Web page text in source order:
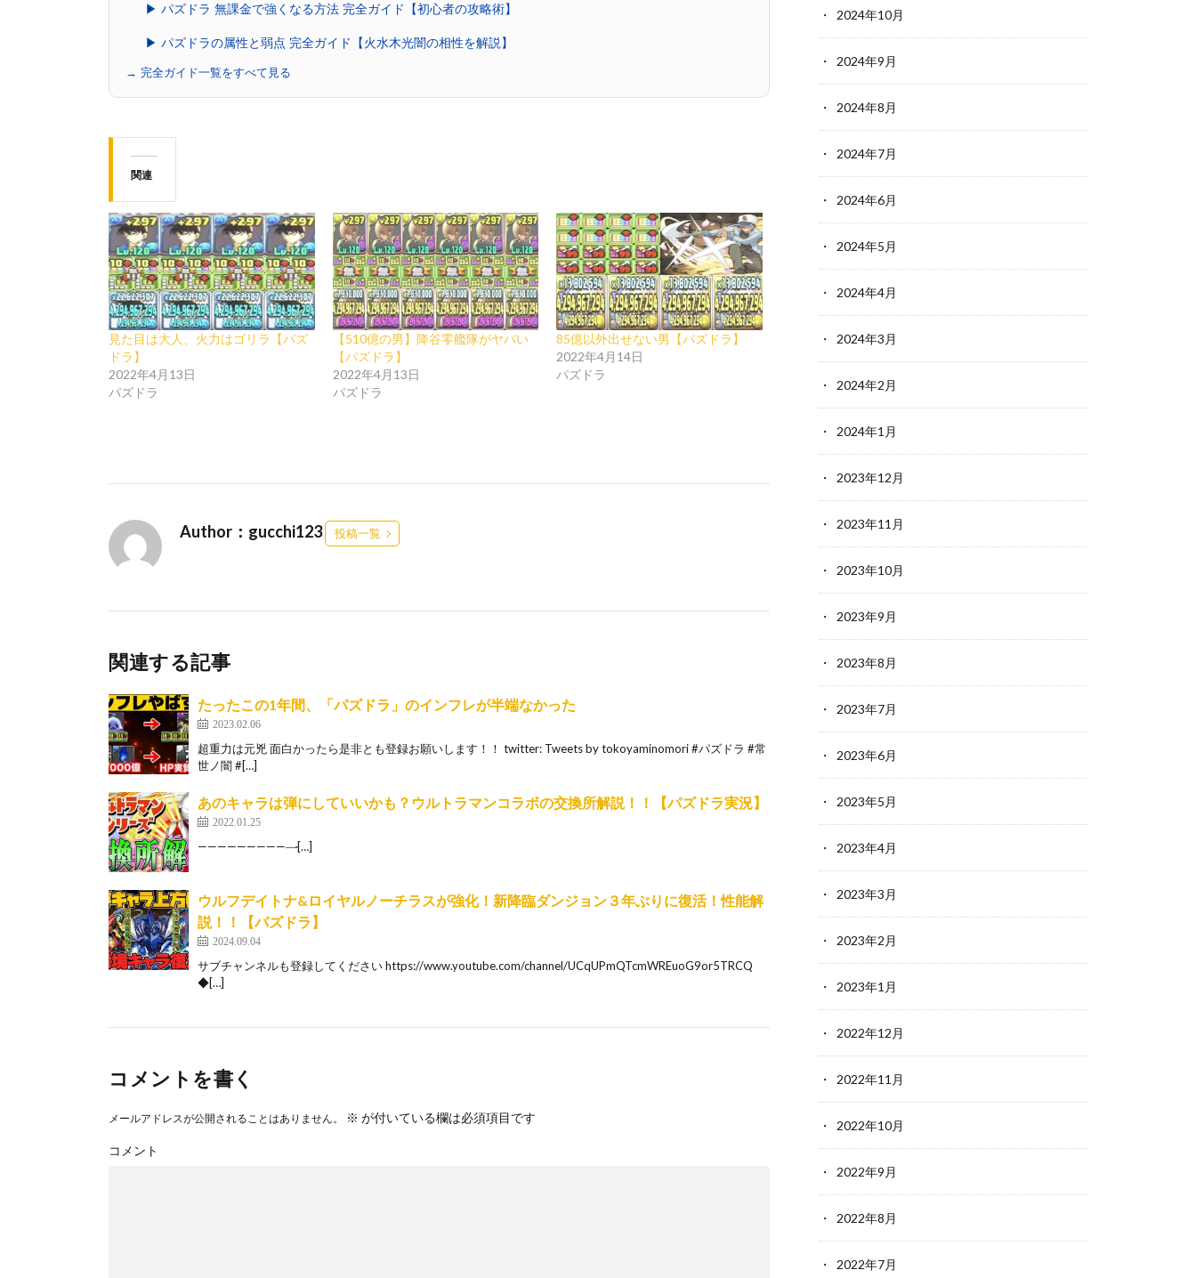
▶ パズドラ 無課金で強くなる方法 完全ガイド【初心者の攻略術】
▶ パズドラの属性と弱点 完全ガイド【火水木光闇の相性を解説】
→ 完全ガイド一覧をすべて見る
関連
見た目は大人、火力はゴリラ【パズ
ドラ】
2022年4月13日
パズドラ
【510億の男】降谷零艦隊がヤバい
【パズドラ】
2022年4月13日
パズドラ
85億以外出せない男【パズドラ】
2022年4月14日
パズドラ
Author：gucchi123 投稿一覧
関連する記事
たったこの1年間、「パズドラ」のインフレが半端なかった
2023.02.06
超重力は元兇 面白かったら是非とも登録お願いします！！ twitter: Tweets by tokoyaminomori #パズドラ #常
世ノ闇 #[…]
あのキャラは弾にしていいかも？ウルトラマンコラボの交換所解説！！【パズドラ実況】
2022.01.25
——————————̵[…]
ウルフデイトナ&ロイヤルノーチラスが強化！新降臨ダンジョン３年ぶりに復活！性能解
説！！【パズドラ】
2024.09.04
サブチャンネルも登録してください https://www.youtube.com/channel/UCqUPmQTcmWREuoG9or5TRCQ
◆[…]
コメントを書く
メールアドレスが公開されることはありません。 ※ が付いている欄は必須項目です
コメント
2024年10月
2024年9月
2024年8月
2024年7月
2024年6月
2024年5月
2024年4月
2024年3月
2024年2月
2024年1月
2023年12月
2023年11月
2023年10月
2023年9月
2023年8月
2023年7月
2023年6月
2023年5月
2023年4月
2023年3月
2023年2月
2023年1月
2022年12月
2022年11月
2022年10月
2022年9月
2022年8月
2022年7月